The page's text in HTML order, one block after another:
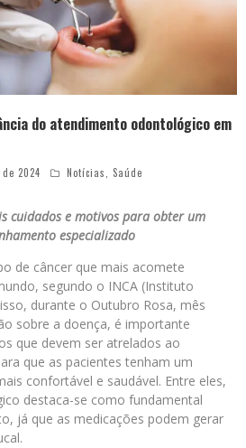
do atendimento odontológico em
2024 Notícias, Saúde
cuidados e motivos para obter um
especializado
de câncer que mais acomete
segundo o INCA (Instituto
durante o Outubro Rosa, mês
sobre a doença, é importante
que devem ser atrelados ao
que as pacientes tenham um
confortável e saudável. Entre eles,
destaca-se como fundamental
já que as medicações podem gerar